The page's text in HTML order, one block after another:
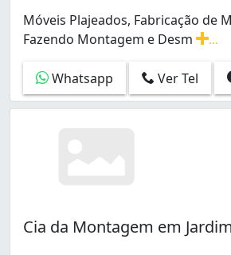
Móveis Plajeados, Fabricação de
Fazendo Montagem e Desm
Whatsapp
Ver Tel
Cia da Montagem em